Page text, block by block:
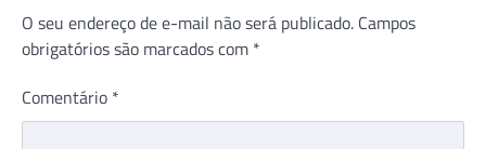
O seu endereço de e-mail não será publicado. Campos
obrigatórios são marcados com *
Comentário *